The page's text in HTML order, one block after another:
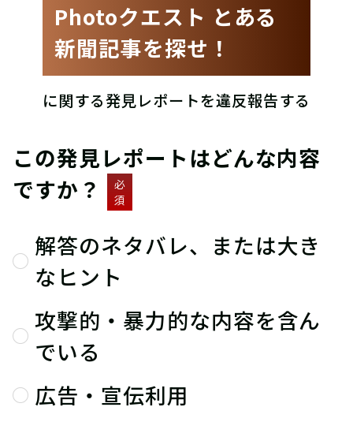
Photoクエスト とある
新聞記事を探せ！
に関する発見レポートを違反報告する
この発見レポートはどんな内容
ですか？
必
須
解答のネタバレ、または大き
なヒント
攻撃的・暴力的な内容を含ん
でいる
広告・宣伝利用